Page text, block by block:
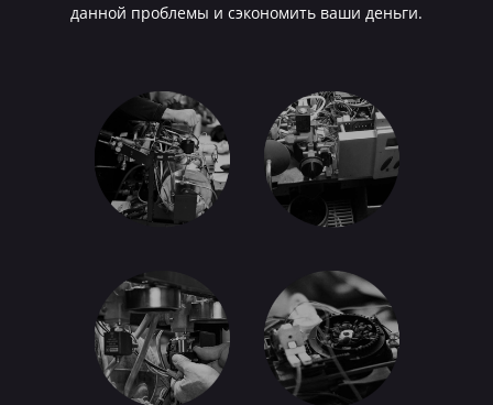
данной проблемы и сэкономить ваши деньги.